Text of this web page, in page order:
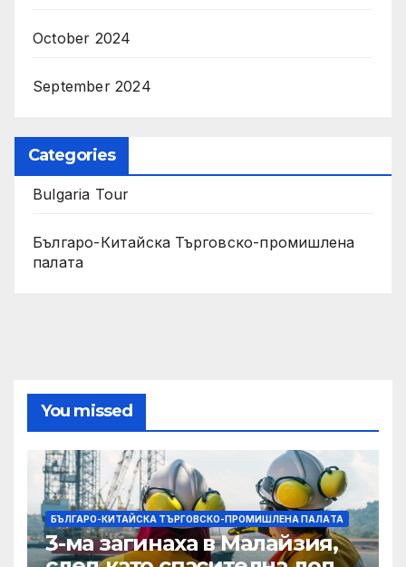
October 2024
September 2024
Categories
Bulgaria Tour
Българо-Китайска Търговско-промишлена
палaта
You missed
БЪЛГАРО-КИТАЙСКА ТЪРГОВСКО-ПРОМИШЛЕНА ПАЛAТА
3-ма загинаха в Малайзия,